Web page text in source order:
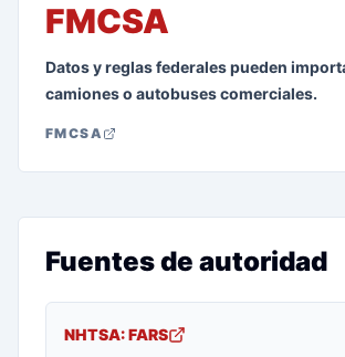
FMCSA
Datos y reglas federales pueden
camiones o autobuses comerciales.
FMCSA
Fuentes de autoridad
NHTSA: FARS